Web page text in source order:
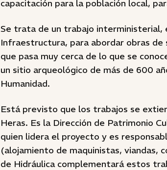
capacitación para la población local,
Se trata de un trabajo interministerial,
Infraestructura, para abordar obras de
que pasa muy cerca de lo que se
un sitio arqueológico de más de 600
Humanidad.
Está previsto que los trabajos se
Heras. Es la Dirección de Patrimonio
quien lidera el proyecto y es
(alojamiento de maquinistas, viandas,
de Hidráulica complementará estos